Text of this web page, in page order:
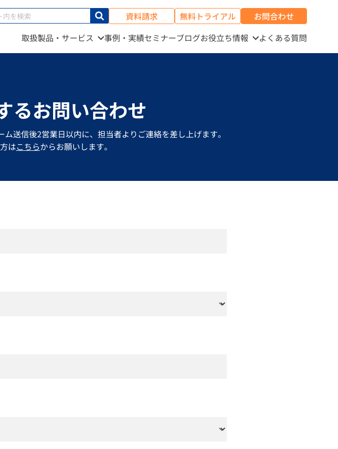
資料請求 無料トライアル
お問合わせ
取扱製品・サービス
事例・実績セミナーブログお役立ち情報 よくある質問
るお問い合わせ
送信後2営業日以内に、担当者よりご連絡を差し上げます。
はこちらからお願いします。